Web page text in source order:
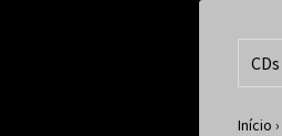
CDs
Início ›